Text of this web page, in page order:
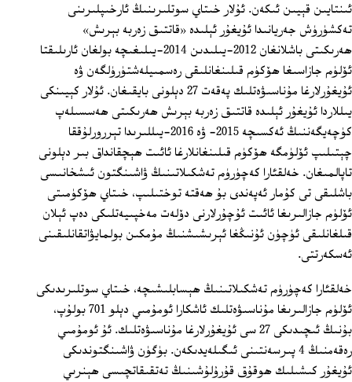
ئىنتايىن قېيىن ئىكەن. ئۇلار خىتاي سوتلىرىنىڭ ئارخىپلىرىنى
تەكشۈرۈش جەريانىدا ئۇيغۇر ئېلىدە «قاتتىق زەربە بېرىش»
ھەرىكىتى باشلانغان 2012-يىلىدىن 2014-يىلىغىچە بولغان ئارىلىقتا
ئۆلۈم جازاسىغا ھۆكۈم قىلىنغانلىقى رەسمىيلەشتۈرۈلگەن ۋە
ئۇيغۇرلارغا مۇناسىۋەتلىك پەقەت 27 دېلونى بايقىغان. ئۇلار كېيىنكى
يىللاردا ئۇيغۇر ئېلىدە قاتتىق زەربە بېرىش ھەرىكىتى ھەسسىلەپ
كۈچەيگەننىڭ ئەكسىچە 2015- ۋە 2016-يىللىرىدا تېررورلۇققا
چېتىلىپ ئۆلۈمگە ھۆكۈم قىلىنغانلارغا ئائىت ھېچقانداق بىر دېلونى
تاپالمىغان. خەلقئارا كەچۈرۈم تەشكىلاتىنىڭ ۋاشىنگتون ئىشخانىسى
باشلىقى تى كۇمار ئەپەندى بۇ ھەقتە توختىلىپ، خىتاي ھۆكۈمىتى
ئۆلۈم جازالىرىغا ئائىت ئۇچۇرلارنى دۆلەت مەخپىيەتلىكى دەپ ئېلان
قىلغانلىقى ئۈچۈن ئۇنىڭغا ئېرىشىشنىڭ مۇمكىن بولمايۋاتقانلىقىنى
ئەسكەرتتى.
خەلقئارا كەچۈرۈم تەشكىلاتىنىڭ ھېسابلىشىچە، خىتاي سوتلىرىدىكى
ئۆلۈم جازالىرىغا مۇناسىۋەتلىك ئاشكارا ئومۇمىي دېلو 701 بولۇپ،
بۇنىڭ ئىچىدىكى 27 سى ئۇيغۇرلارغا مۇناسىۋەتلىك. ئۇ ئومۇمىي
رەقەمنىڭ 4 پىرسەنتىنى ئىگىلەيدىكەن. بۈگۈن ۋاشىنگتوندىكى
ئۇيغۇر كىشىلىك ھوقۇق قۇرۇلۇشىنىڭ تەتقىقاتچىسى ھېنرىي